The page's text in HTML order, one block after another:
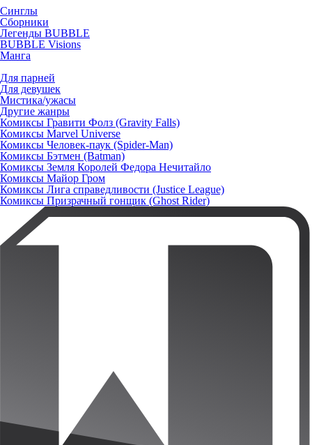
Синглы
Сборники
Легенды BUBBLE
BUBBLE Visions
Манга
Для парней
Для девушек
Мистика/ужасы
Другие жанры
Комиксы Гравити Фолз (Gravity Falls)
Комиксы Marvel Universe
Комиксы Человек-паук (Spider-Man)
Комиксы Бэтмен (Batman)
Комиксы Земля Королей Федора Нечитайло
Комиксы Майор Гром
Комиксы Лига справедливости (Justice League)
Комиксы Призрачный гонщик (Ghost Rider)